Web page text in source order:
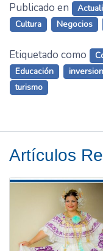
Publicado en
Cultura
Negocios
Etiquetado como
Educación
inversion
turismo
Artículos